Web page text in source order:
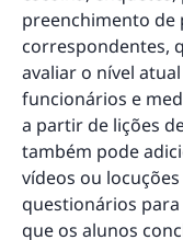
preenchimento de
correspondentes,
avaliar o nível
funcionários e
a partir de lições
também pode
vídeos ou
questionários
que os alunos